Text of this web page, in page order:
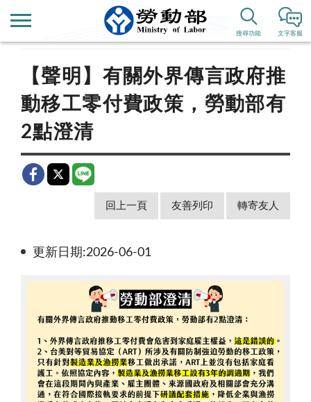
文字客服
搜尋功能
新聞公告 新聞稿
【聲明】有關外界傳言政府推
動移工零付費政策，勞動部有
2點澄清
回上一頁 友善列印 轉寄友人
更新日期:2026-06-01